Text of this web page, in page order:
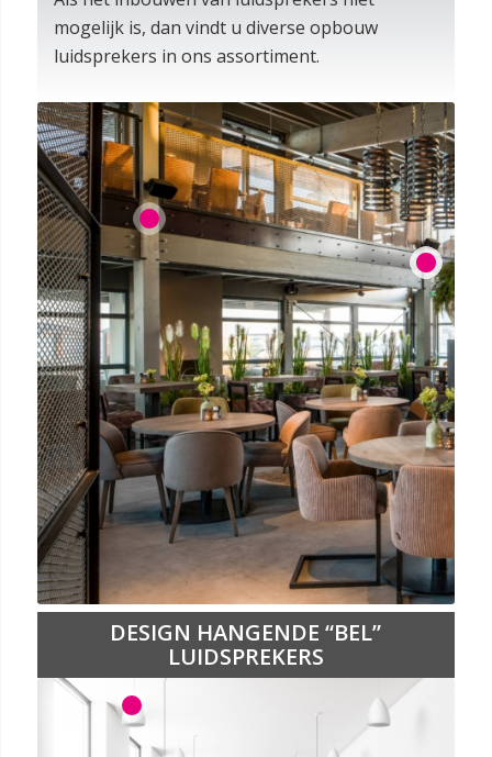
mogelijk is, dan vindt u diverse opbouw
luidsprekers in ons assortiment.
1
2
3
4
DESIGN HANGENDE “BEL”
LUIDSPREKERS
1